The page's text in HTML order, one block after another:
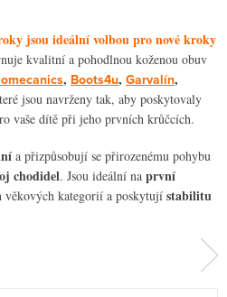
jsou ideální volbou pro nové kroky
kvalitní a pohodlnou koženou obuv
, Boots4u, Garvalín,
jsou navrženy tak, aby poskytovaly
vaše dítě při jeho prvních krůčcích.
a přizpůsobují se přirozenému pohybu
chodidel. Jsou ideální na první
věkových kategorií a poskytují stabilitu